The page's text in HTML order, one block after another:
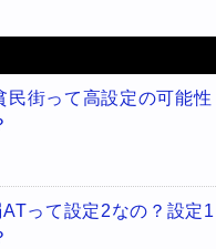
民街って高設定の可能性
って設定2なの？設定1